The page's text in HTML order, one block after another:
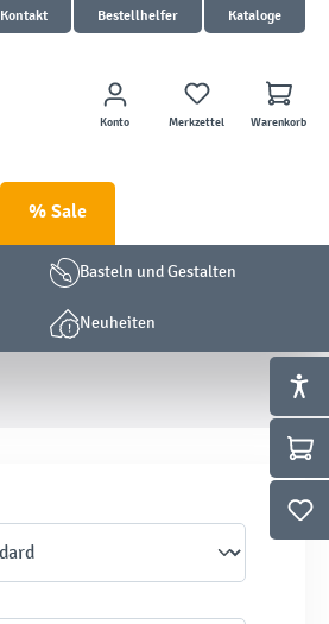
Kontakt Bestellhelfer Kataloge
Konto Merkzettel Warenkorb
% Sale
Basteln und Gestalten
Neuheiten